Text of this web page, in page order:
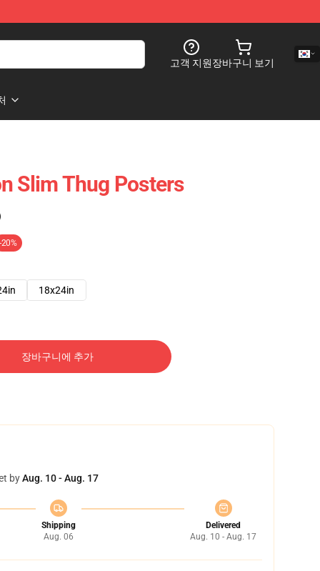
고객 지원장바구니 보기
Slim Thug Posters
-20%
18x24in
장바구니에 추가
byAug. 10 - Aug. 17
Shipping
Aug. 06
Delivered
Aug. 10 - Aug. 17